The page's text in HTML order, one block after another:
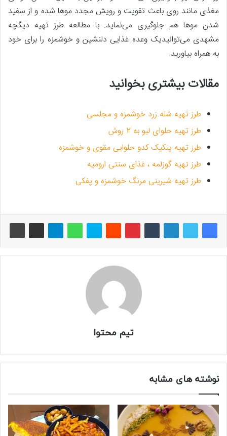
مغذی مانند روی باعث تقویت و رویش مجدد مو‌ها شده و از سفید
شدن مو‌ها هم جلوگیری می‌نماید. با مطالعه طرز تهیه دیگچه
مشهدی می‌توانیدیک وعده غذایی دلنشین و خوشمزه را برای خود
به همراه بیاورید.
مقالات بیشتری بخوانید
طرز تهیه شله زرد خوشمزه و مجلسی
طرز تهیه حلوای لبو به 2 روش
طرز تهیه پنکیک کدو حلوایی مقوی و خوشمزه
طرز تهیه گوزلمه ، غذای سنتی ارومیه
طرز تهیه شیرینی مرنگ خوشمزه و پفکی
تیم محتوا
نوشته های مشابه